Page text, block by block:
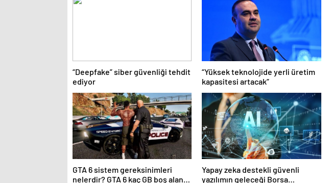
“Deepfake” siber güvenliği tehdit
ediyor
“Yüksek teknolojide yerli üretim
kapasitesi artacak”
GTA 6 sistem gereksinimleri
nelerdir? GTA 6 kaç GB boş alan
Yapay zeka destekli güvenli
yazılımın geleceği Borsa